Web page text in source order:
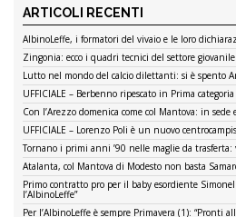
ARTICOLI RECENTI
AlbinoLeffe, i formatori del vivaio e le loro
Zingonia: ecco i quadri tecnici del settore
Lutto nel mondo del calcio dilettanti: si è spento
UFFICIALE – Berbenno ripescato in Prima categoria
Con l’Arezzo domenica come col Mantova: in sede
UFFICIALE – Lorenzo Poli è un nuovo
Tornano i primi anni ’90 nelle maglie da trasferta:
Atalanta, col Mantova di Modesto non basta
Primo contratto pro per il baby esordiente
l’AlbinoLeffe”
Per l’AlbinoLeffe è sempre Primavera (1): “Pronti